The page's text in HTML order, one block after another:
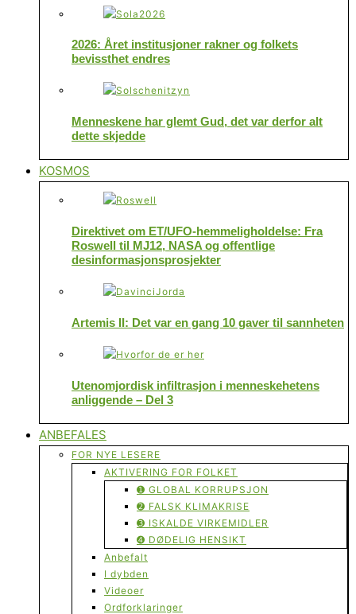
2026: Året institusjoner rakner og folkets
bevissthet endres
Menneskene har glemt Gud, det var derfor alt
dette skjedde
KOSMOS
Direktivet om ET/UFO-hemmeligholdelse: Fra
Roswell til MJ12, NASA og offentlige
desinformasjonsprosjekter
Artemis II: Det var en gang 10 gaver til sannheten
Utenomjordisk infiltrasjon i menneskehetens
anliggende – Del 3
ANBEFALES
FOR NYE LESERE
AKTIVERING FOR FOLKET
➊ GLOBAL KORRUPSJON
➋ FALSK KLIMAKRISE
➌ ISKALDE VIRKEMIDLER
➍ DØDELIG HENSIKT
Anbefalt
I dybden
Videoer
Ordforklaringer